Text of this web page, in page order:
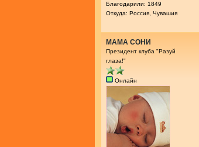
Благодарили: 1849
Откуда: Россия, Чувашия
МАМА СОНИ
Президент клуба "Разуй
глаза!"
Онлайн